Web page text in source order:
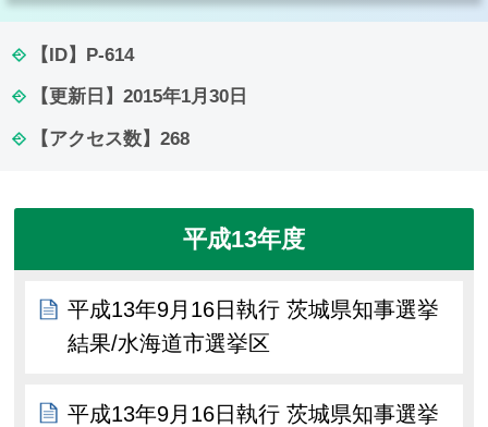
【ID】 P-614
【更新日】 2015年1月30日
【アクセス数】 268
平成13年度
平成13年9月16日執行 茨城県知事選挙
結果/水海道市選挙区
平成13年9月16日執行 茨城県知事選挙